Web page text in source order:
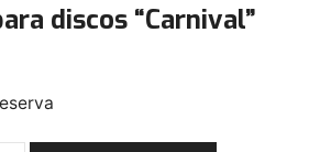
discos “Carnival”